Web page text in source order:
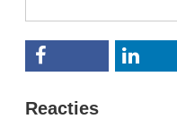
Reacties